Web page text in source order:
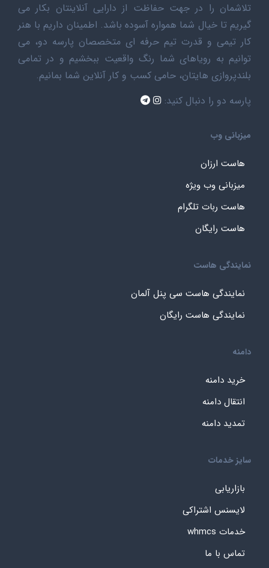
تلاشمان را در جهت حفاظت از دارایی آنلاینتان بکار می
گیریم تا خیال شما همواره آسوده باشد. اطمینان داریم با هنر
کار تیمی و قدرت تیم حرفه ای متخصصان پارسه دو، می
توانیم به رویاهای شما رنگ واقعیت ببخشیم و در تمامی
بلندپروازی هایتان، حامی کسب و کار آنلاین شما بمانیم.
پارسه دو را دنبال کنید:
میزبانی وب
هاست ارزان
میزبانی وب ویژه
هاست ربات تلگرام
هاست رایگان
نمایندگی هاست
نمایندگی هاست سی پنل آلمان
نمایندگی هاست رایگان
دامنه
خرید دامنه
انتقال دامنه
تمدید دامنه
سایز خدمات
بازاریابی
لایسنس اشتراکی
خدمات whmcs
تماس با ما